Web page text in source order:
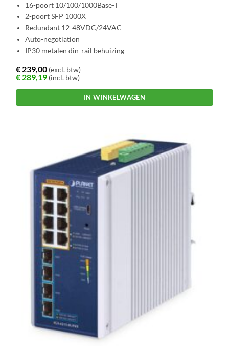
16-poort 10/100/1000Base-T
2-poort SFP 1000X
Redundant 12-48VDC/24VAC
Auto-negotiation
IP30 metalen din-rail behuizing
€ 239,00 (excl. btw)
€ 289,19 (incl. btw)
IN WINKELWAGEN